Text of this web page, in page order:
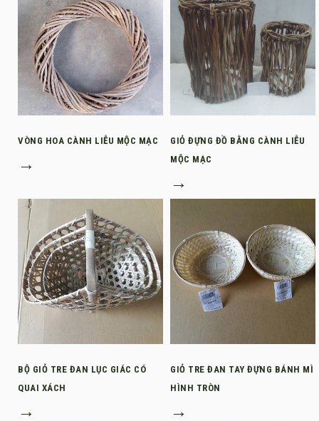
VÒNG HOA CÀNH LIỄU MỘC MẠC
→
GIỎ ĐỰNG ĐỒ BẰNG CÀNH LIỄU
MỘC MẠC
→
BỘ GIỎ TRE ĐAN LỤC GIÁC CÓ
QUAI XÁCH
→
GIỎ TRE ĐAN TAY ĐỰNG BÁNH MÌ
HÌNH TRÒN
→